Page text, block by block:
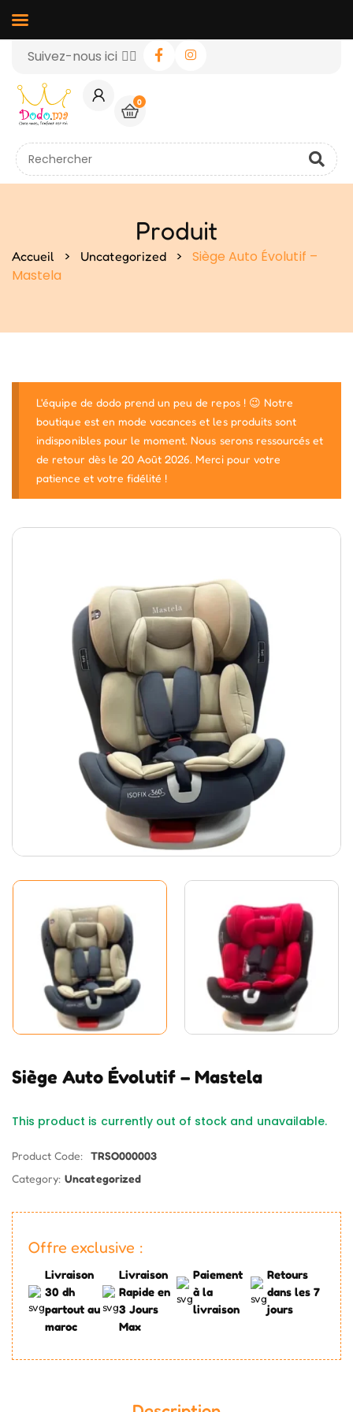
Suivez-nous ici 👉🏻
0
Produit
Accueil > Uncategorized >
Siège Auto Évolutif –
Mastela
L'équipe de dodo prend un peu de repos ! 😉 Notre
boutique est en mode vacances et les produits sont
indisponibles pour le moment. Nous serons ressourcés et
de retour dès le 20 Août 2026. Merci pour votre
patience et votre fidélité !
Siège Auto Évolutif – Mastela
This product is currently out of stock and unavailable.
Product Code: TRSO000003
Category: Uncategorized
Offre exclusive :
Livraison
30 dh
partout au
maroc
Livraison
Rapide en
3 Jours
Max
Paiement
à la
livraison
Retours
dans les 7
jours